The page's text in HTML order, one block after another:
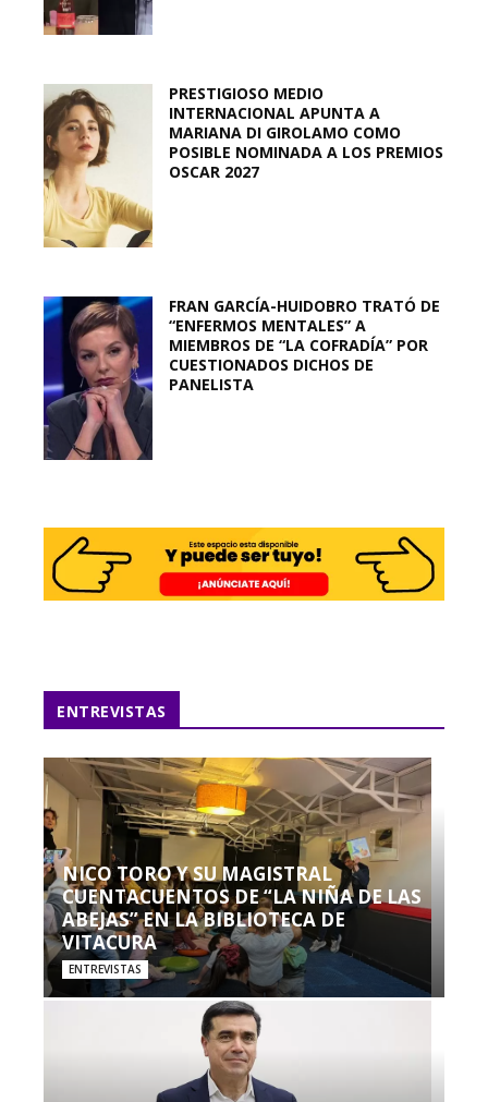
PRESTIGIOSO MEDIO
INTERNACIONAL APUNTA A
MARIANA DI GIROLAMO COMO
POSIBLE NOMINADA A LOS PREMIOS
OSCAR 2027
FRAN GARCÍA-HUIDOBRO TRATÓ DE
“ENFERMOS MENTALES” A
MIEMBROS DE “LA COFRADÍA” POR
CUESTIONADOS DICHOS DE
PANELISTA
ENTREVISTAS
NICO TORO Y SU MAGISTRAL
CUENTACUENTOS DE “LA NIÑA DE LAS
ABEJAS” EN LA BIBLIOTECA DE
VITACURA
ENTREVISTAS